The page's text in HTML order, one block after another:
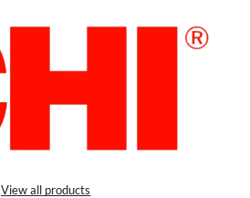
View all products